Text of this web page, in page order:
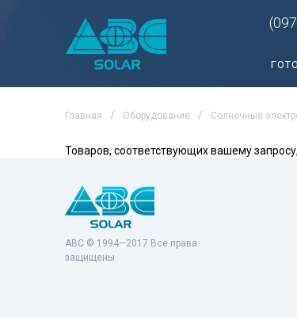
Главная Оборудование Солнечные
Товаров, соответствующих вашему
ABC © 1994—2017 Все права
защищены